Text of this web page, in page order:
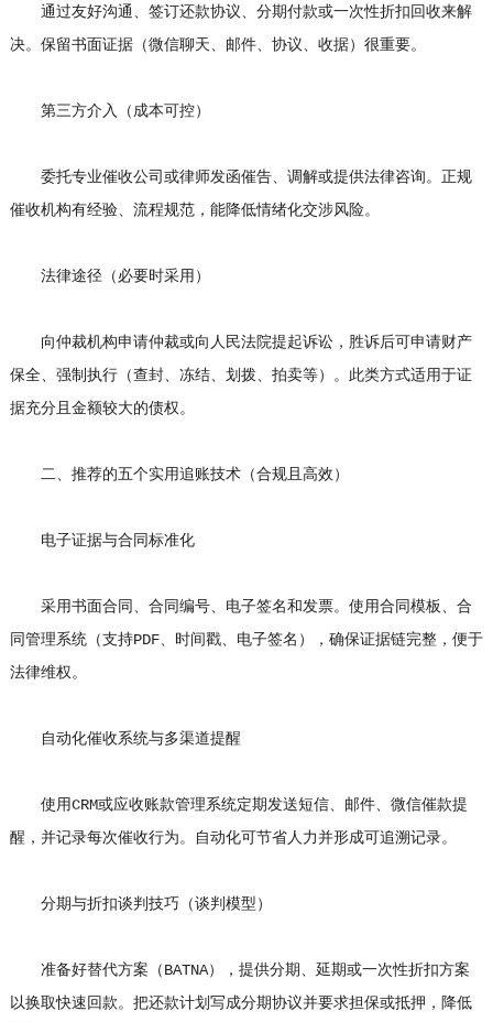
通过友好沟通、签订还款协议、分期付款或一次性折扣回收来解
决。保留书面证据（微信聊天、邮件、协议、收据）很重要。
第三方介入（成本可控）
委托专业催收公司或律师发函催告、调解或提供法律咨询。正规
催收机构有经验、流程规范，能降低情绪化交涉风险。
法律途径（必要时采用）
向仲裁机构申请仲裁或向人民法院提起诉讼，胜诉后可申请财产
保全、强制执行（查封、冻结、划拨、拍卖等）。此类方式适用于证
据充分且金额较大的债权。
二、推荐的五个实用追账技术（合规且高效）
电子证据与合同标准化
采用书面合同、合同编号、电子签名和发票。使用合同模板、合
同管理系统（支持PDF、时间戳、电子签名），确保证据链完整，便于
法律维权。
自动化催收系统与多渠道提醒
使用CRM或应收账款管理系统定期发送短信、邮件、微信催款提
醒，并记录每次催收行为。自动化可节省人力并形成可追溯记录。
分期与折扣谈判技巧（谈判模型）
准备好替代方案（BATNA），提供分期、延期或一次性折扣方案
以换取快速回款。把还款计划写成分期协议并要求担保或抵押，降低